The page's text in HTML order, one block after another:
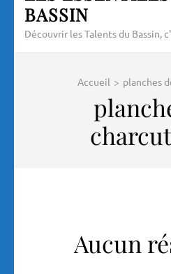
BASSIN
Découvrir les Talents du Bassin,
Accueil > planches
Aucun